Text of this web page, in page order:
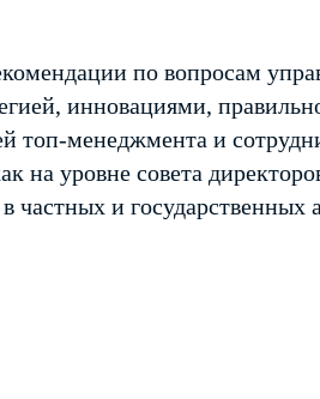
по вопросам
инновациями,
топ-менеджмента и
на уровне совета
частных и